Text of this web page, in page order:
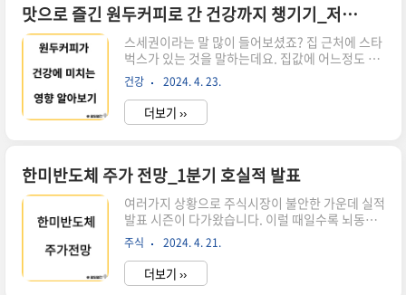
이는 방법 애드센스 용어설명 4월에 애드센스 승
인 후 지금까지 저의 수입내역입니다.정말 보잘것
없지만 자고 일어나서 예상 수입을 보는 게 하루의
시작이 되어버렸습니다. 그런데 1$ 조차 찍지 못하
다 보니 궁금해지더라고요. 어떻게 하면 더 많은 수
익을 올릴 수 있을까라고요..일단 애드센스 보고
서..
맛으로 즐긴 원두커피로 간 건강까지 챙기기_저렴하고 맛있는 곳은?
스세권이라는 말 많이 들어보셨죠? 집 근처에 스타
벅스가 있는 것을 말하는데요. 집값에 어느정도 영
향을 미친다고해서 나온말입니다. 업무적으로 만
나거나 사적으로 만날 때 커피 매장을 많이 이용하
는데 수시로 마시게 되는이 원두커피가 우리 간 건
강에 어떤 영향을 미치는지 가성비 좋은 맛집은 어
하게 마시는 방법 3. 원두커피 가성비 맛집 추천_컴
포즈커피 원두커피가 건강에 미치는 영향 주말이면
커피 한 잔 마시며 쉬기위해 분위기 좋은 커피숍을
찾아가곤 합니다. 우울하거나 기쁘거나 바쁘거나
한가할 때 모든 순간에서 커피는 일상이 되어버렸
습니다. 이제 단순한 기호식품 이상이 되어버린것
이죠. 유로모니터에 따르면 국내..
건강 2024. 4. 23.
더보기 ››
한미반도체 주가 전망_1분기 호실적 발표
여러가지 상황으로 주식시장이 불안한 가운데 실적
발표 시즌이 다가왔습니다. 이럴 때일수록 뇌동매
매보다는 실적이 증명되는 기업에 대해 공부하여
잃지 않는 투자를 해야 합니다. 주도주였던 반도체
중에서 1분기 호실적을 기록한 한미반도체의 주가
에 대해 알아보겠습니다. [ 목차 ] 1. 한미반도체 매
주식 2024. 4. 21.
더보기 ››